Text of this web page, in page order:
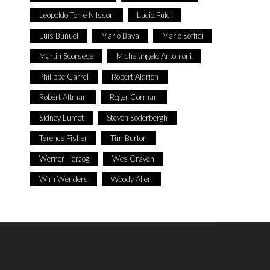
Leopoldo Torre Nilsson Lucio Fulci
Luis Buñuel Mario Bava Mario Soffici
Martin Scorsese Michelangelo Antonioni
Philippe Garrel Robert Aldrich
Robert Altman Roger Corman
Sidney Lumet Steven Soderbergh
Terence Fisher Tim Burton
Werner Herzog Wes Craven
Wim Wenders Woody Allen